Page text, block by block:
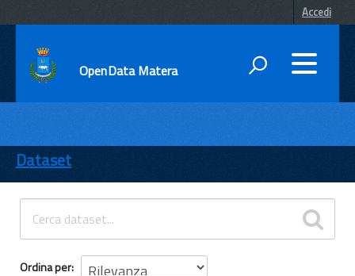
Accedi
OpenData Matera
ENTI
TEMI
INFORMAZIONI
Dataset
Ordina per